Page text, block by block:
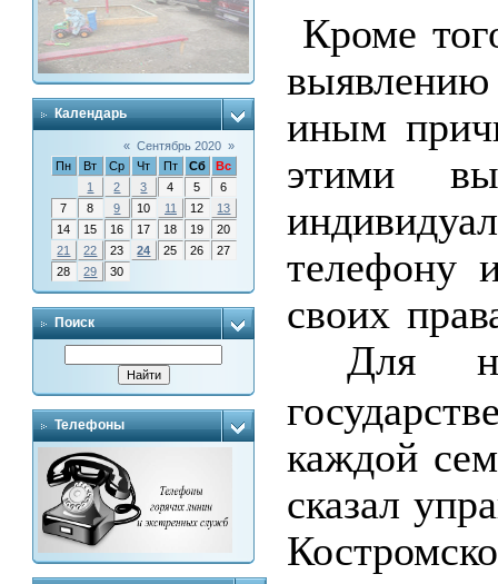
Календарь
« Сентябрь 2020 »
Пн
Вт Ср Чт Пт Сб
Вс
1
2 3 4 5
6
7
8 9 10 11 12
13
14
15 16 17 18 19
20
21
22 23 24 25 26
27
28
29 30
Поиск
Телефоны
Кроме
иным
этими
телефону
своих
Для
каждой
сказал